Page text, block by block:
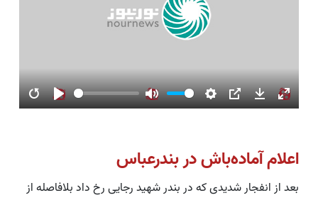
Restart
Play Mute Settings
PIP
اعلام آماده‌باش در بندرعباس
بعد از انفجار شدیدی که ‌در بندر شهید رجایی رخ داد بلافاصله از